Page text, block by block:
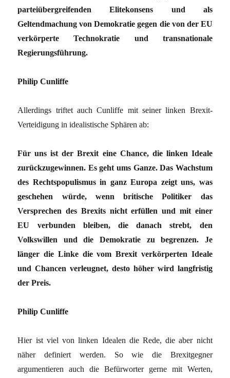
parteiübergreifenden Elitekonsens und als
Geltendmachung von Demokratie gegen die von der EU
verkörperte Technokratie und transnationale
Regierungsführung.
Philip Cunliffe
Allerdings triftet auch Cunliffe mit seiner linken Brexit-
Verteidigung in idealistische Sphären ab:
Für uns ist der Brexit eine Chance, die linken Ideale
zurückzugewinnen. Es geht ums Ganze. Das Wachstum
des Rechtspopulismus in ganz Europa zeigt uns, was
geschehen würde, wenn britische Politiker das
Versprechen des Brexits nicht erfüllen und mit einer
EU verbunden bleiben, die danach strebt, den
Volkswillen und die Demokratie zu begrenzen. Je
länger die Linke die vom Brexit verkörperten Ideale
und Chancen verleugnet, desto höher wird langfristig
der Preis.
Philip Cunliffe
Hier ist viel von linken Idealen die Rede, die aber nicht
näher definiert werden. So wie die Brexitgegner
argumentieren auch die Befürworter gerne mit Werten,